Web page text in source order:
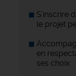
S’inscrire
le projet
en
ses choix